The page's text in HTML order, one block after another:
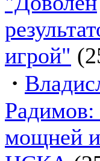
игрой"
·
мощней